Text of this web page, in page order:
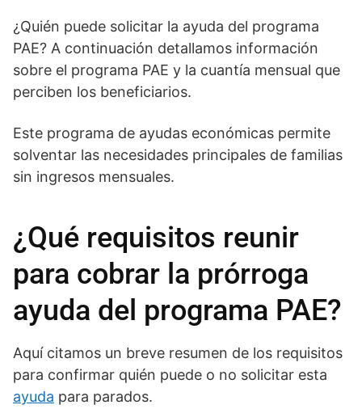
¿Quién puede solicitar la ayuda del programa
PAE? A continuación detallamos información
sobre el programa PAE y la cuantía mensual que
perciben los beneficiarios.
Este programa de ayudas económicas permite
solventar las necesidades principales de familias
sin ingresos mensuales.
¿Qué requisitos reunir
para cobrar la prórroga
ayuda del programa PAE?
Aquí citamos un breve resumen de los requisitos
para confirmar quién puede o no solicitar esta
ayuda para parados.